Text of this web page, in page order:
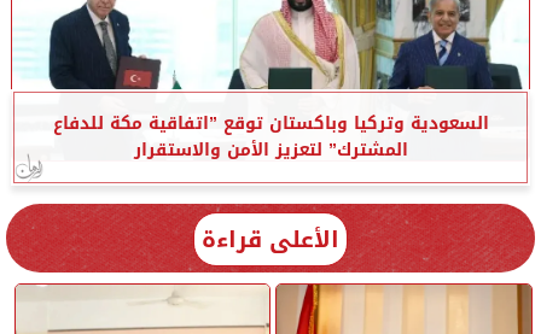
السعودية وتركيا وباكستان توقع ”اتفاقية مكة للدفاع
المشترك” لتعزيز الأمن والاستقرار
الأعلى قراءة